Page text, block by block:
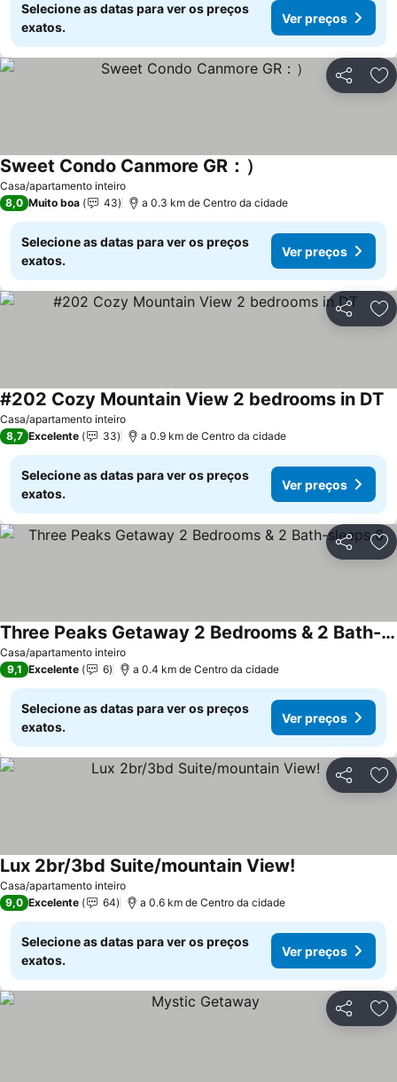
Selecione as datas para ver os preços
exatos.
Ver preços
Partilhar
Casa/apartamento inteiro
Sweet Condo Canmore GR：）
8,0 Muito boa 43 a 0.3 km de Centro da cidade
Selecione as datas para ver os preços
exatos.
Ver preços
Partilhar
Casa/apartamento inteiro
#202 Cozy Mountain View 2 bedrooms in DT
8,7 Excelente 33 a 0.9 km de Centro da cidade
Selecione as datas para ver os preços
exatos.
Ver preços
Partilhar
Casa/apartamento inteiro
Three Peaks Getaway 2 Bedrooms & 2 Bath-sleeps 6
9,1 Excelente 6 a 0.4 km de Centro da cidade
Selecione as datas para ver os preços
exatos.
Ver preços
Partilhar
Casa/apartamento inteiro
Lux 2br/3bd Suite/mountain View!
9,0 Excelente 64 a 0.6 km de Centro da cidade
Selecione as datas para ver os preços
exatos.
Ver preços
Partilhar